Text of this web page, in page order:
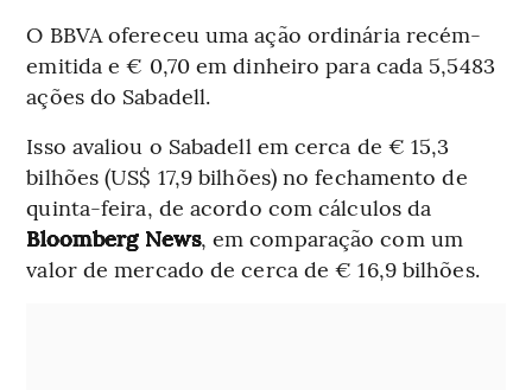
O BBVA ofereceu uma ação ordinária recém-
emitida e € 0,70 em dinheiro para cada 5,5483
ações do Sabadell.
Isso avaliou o Sabadell em cerca de € 15,3
bilhões (US$ 17,9 bilhões) no fechamento de
quinta-feira, de acordo com cálculos da
Bloomberg News, em comparação com um
valor de mercado de cerca de € 16,9 bilhões.